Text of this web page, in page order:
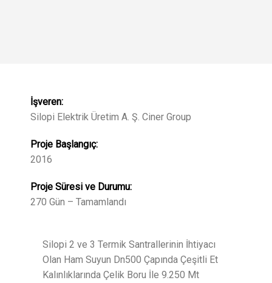
İşveren:
Silopi Elektrik Üretim A. Ş. Ciner Group
Proje Başlangıç:
2016
Proje Süresi ve Durumu:
270 Gün – Tamamlandı
Silopi 2 ve 3 Termik Santrallerinin İhtiyacı
Olan Ham Suyun Dn500 Çapında Çeşitli Et
Kalınlıklarında Çelik Boru İle 9.250 Mt